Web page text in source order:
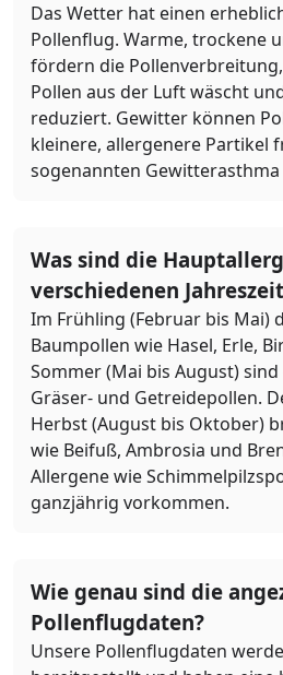
Das Wetter hat einen
Pollenflug. Warme, trockene
fördern die
Pollen aus der Luft wäscht
reduziert. Gewitter können
kleinere, allergenere Partikel
sogenannten
Was sind die
verschiedenen
Im Frühling (Februar bis Mai)
Baumpollen wie Hasel, Erle,
Sommer (Mai bis August)
Gräser- und Getreidepollen.
Herbst (August bis Oktober)
wie Beifuß, Ambrosia und
Allergene wie
ganzjährig vorkommen.
Wie genau sind die
Pollenflugdaten?
Unsere Pollenflugdaten